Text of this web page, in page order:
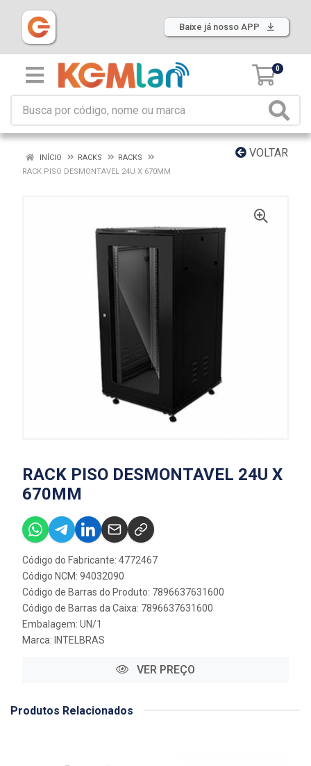
Baixe já nosso APP
0
VOLTAR
INÍCIO RACKS
RACKS
RACK PISO DESMONTAVEL 24U X 670MM
RACK PISO DESMONTAVEL 24U X
670MM
Código do Fabricante: 4772467
Código NCM: 94032090
Código de Barras do Produto: 7896637631600
Código de Barras da Caixa: 7896637631600
Embalagem: UN/1
Marca: INTELBRAS
VER PREÇO
Produtos Relacionados